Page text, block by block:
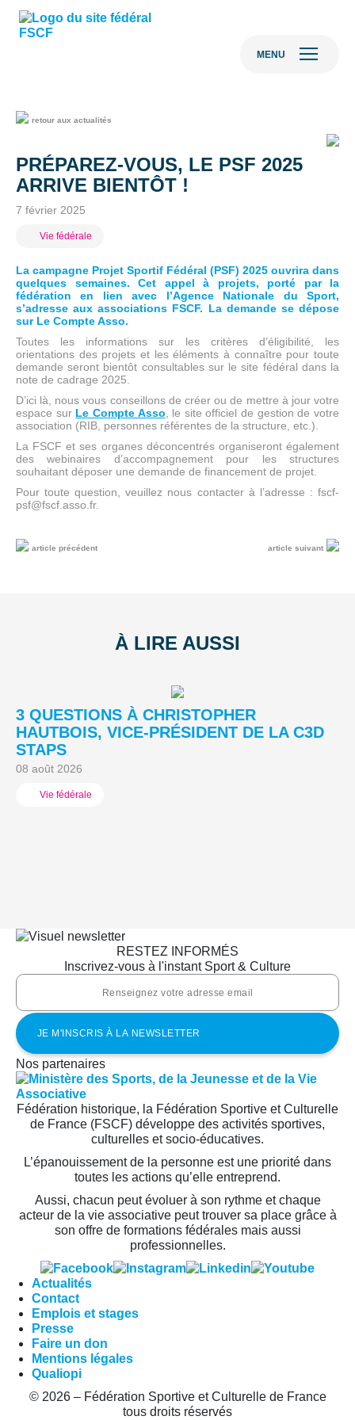
MENU
retour aux actualités
PRÉPAREZ-VOUS, LE PSF 2025
ARRIVE BIENTÔT !
7 février 2025
Vie fédérale
La campagne Projet Sportif Fédéral (PSF) 2025 ouvrira dans
quelques semaines. Cet appel à projets, porté par la
fédération en lien avec l’Agence Nationale du Sport,
s’adresse aux associations FSCF. La demande se dépose
sur Le Compte Asso.
Toutes les informations sur les critères d’éligibilité, les
orientations des projets et les éléments à connaître pour toute
demande seront bientôt consultables sur le site fédéral dans la
note de cadrage 2025.
D’ici là, nous vous conseillons de créer ou de mettre à jour votre
espace sur Le Compte Asso , le site officiel de gestion de votre
association (RIB, personnes référentes de la structure, etc.).
La FSCF et ses organes déconcentrés organiseront également
des webinaires d’accompagnement pour les structures
souhaitant déposer une demande de financement de projet.
Pour toute question, veuillez nous contacter à l’adresse : fscf-
psf@fscf.asso.fr.
article précédent article suivant
À LIRE AUSSI
3 QUESTIONS À CHRISTOPHER
HAUTBOIS, VICE-PRÉSIDENT DE LA C3D
STAPS
08 août 2026
Vie fédérale
RESTEZ INFORMÉS
Inscrivez-vous à l'instant Sport & Culture
Nos partenaires
Fédération historique, la Fédération Sportive et Culturelle
de France (FSCF) développe des activités sportives,
culturelles et socio-éducatives.
L’épanouissement de la personne est une priorité dans
toutes les actions qu’elle entreprend.
Aussi, chacun peut évoluer à son rythme et chaque
acteur de la vie associative peut trouver sa place grâce à
son offre de formations fédérales mais aussi
professionnelles.
Actualités
Contact
Emplois et stages
Presse
Faire un don
Mentions légales
Qualiopi
© 2026 – Fédération Sportive et Culturelle de France
tous droits réservés